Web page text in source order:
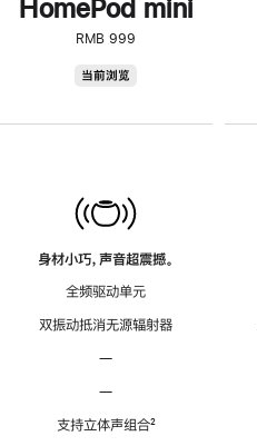
HomePod mini
RMB 999
当前浏览
身材小巧，声音超震撼。
全频驱动单元
双振动抵消无源辐射器
—
—
支持立体声组合脚
²